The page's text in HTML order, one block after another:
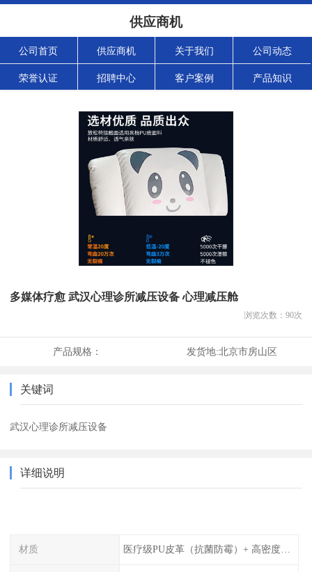
供应商机
公司首页 供应商机 关于我们 公司动态
荣誉认证 招聘中心 客户案例 产品知识
多媒体疗愈 武汉心理诊所减压设备 心理减压舱
浏览次数： 90次
产品规格： 发货地:北京市房山区
关键词
武汉心理诊所减压设备
详细说明
材质 医疗级PU皮革（抗菌防霉）+ 高密度记忆棉